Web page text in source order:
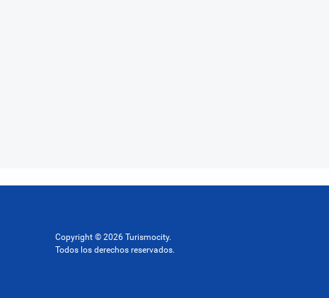
Copyright © 2026 Turismocity.
Todos los derechos reservados.